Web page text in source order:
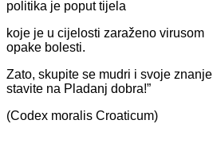
politika je poput tijela
koje je u cijelosti zaraženo virusom
opake bolesti.
Zato, skupite se mudri i svoje znanje
stavite na Pladanj dobra!”
(Codex moralis Croaticum)